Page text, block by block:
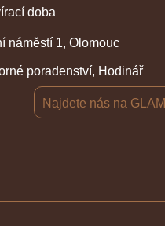
doba
náměstí 1, Olomouc
poradenství, Hodinář
Najdete nás na GLAMI